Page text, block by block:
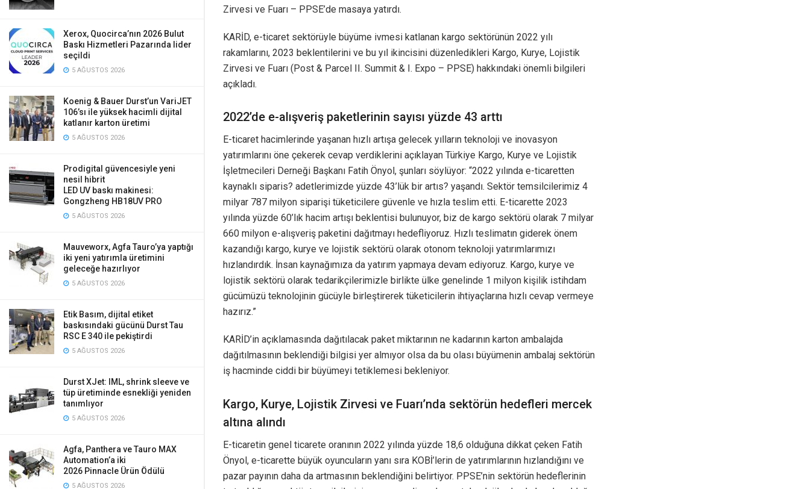
Xerox, Quocirca’nın 2026 Bulut
Baskı Hizmetleri Pazarında lider
seçildi
5 AĞUSTOS 2026
Koenig & Bauer Durst’un VariJET
106’sı ile yüksek hacimli dijital
katlanır karton üretimi
5 AĞUSTOS 2026
Prodigital güvencesiyle yeni
nesil hibrit
LED UV baskı makinesi:
Gongzheng HB18UV PRO
5 AĞUSTOS 2026
Mauveworx, Agfa Tauro’ya yaptığı
iki yeni yatırımla üretimini
geleceğe hazırlıyor
5 AĞUSTOS 2026
Etik Basım, dijital etiket
baskısındaki gücünü Durst Tau
RSC E 340 ile pekiştirdi
5 AĞUSTOS 2026
Durst XJet: IML, shrink sleeve ve
tüp üretiminde esnekliği yeniden
tanımlıyor
5 AĞUSTOS 2026
Agfa, Panthera ve Tauro MAX
Automation’a iki
2026 Pinnacle Ürün Ödülü
5 AĞUSTOS 2026
Zirvesi ve Fuarı – PPSE’de masaya yatırdı.
KARİD, e-ticaret sektörüyle büyüme ivmesi katlanan kargo sektörünün 2022 yılı
rakamlarını, 2023 beklentilerini ve bu yıl ikincisini düzenledikleri Kargo, Kurye, Lojistik
Zirvesi ve Fuarı (Post & Parcel II. Summit & I. Expo – PPSE) hakkındaki önemli bilgileri
açıkladı.
2022’de e-alışveriş paketlerinin sayısı yüzde 43 arttı
E-ticaret hacimlerinde yaşanan hızlı artışa gelecek yılların teknoloji ve inovasyon
yatırımlarını öne çekerek cevap verdiklerini açıklayan Türkiye Kargo, Kurye ve Lojistik
İşletmecileri Derneği Başkanı Fatih Önyol, şunları söylüyor: “2022 yılında e-ticaretten
kaynaklı siparis? adetlerimizde yüzde 43’lük bir artıs? yaşandı. Sektör temsilcilerimiz 4
milyar 787 milyon siparişi tüketicilere güvenle ve hızla teslim etti. E-ticarette 2023
yılında yüzde 60’lık hacim artışı beklentisi bulunuyor, biz de kargo sektörü olarak 7 milyar
660 milyon e-alışveriş paketini dağıtmayı hedefliyoruz. Hızlı teslimatın giderek önem
kazandığı kargo, kurye ve lojistik sektörü olarak otonom teknoloji yatırımlarımızı
hızlandırdık. İnsan kaynağımıza da yatırım yapmaya devam ediyoruz. Kargo, kurye ve
lojistik sektörü olarak tedarikçilerimizle birlikte ülke genelinde 1 milyon kişilik istihdam
gücümüzü teknolojinin gücüyle birleştirerek tüketicilerin ihtiyaçlarına hızlı cevap vermeye
hazırız.”
KARİD’in açıklamasında dağıtılacak paket miktarının ne kadarının karton ambalajda
dağıtılmasının beklendiği bilgisi yer almıyor olsa da bu olası büyümenin ambalaj sektörün
iş hacminde ciddi bir büyümeyi tetiklemesi bekleniyor.
Kargo, Kurye, Lojistik Zirvesi ve Fuarı’nda sektörün hedefleri mercek
altına alındı
E-ticaretin genel ticarete oranının 2022 yılında yüzde 18,6 olduğuna dikkat çeken Fatih
Önyol, e-ticarette büyük oyuncuların yanı sıra KOBİ’lerin de yatırımlarının hızlandığını ve
pazar payının daha da artmasının beklendiğini belirtiyor. PPSE’nin sektörün hedeflerinin